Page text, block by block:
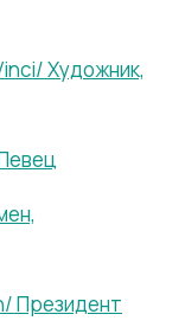
Художник,
Президент